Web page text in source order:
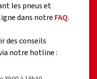
les pneus et
dans notre FAQ.
des conseils
notre hotline :